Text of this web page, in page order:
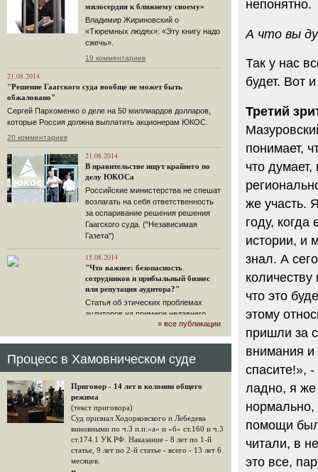
милосердия к ближнему своему»
Владимир Жириновский о
«Тюремных людях»: «Эту книгу надо
сжечь».
19 комментариев
21.08.2014
"Решение Гаагского суда вообще не может быть
обжаловано"
Сергей Пархоменко о деле на 50 миллиардов долларов,
которые Россия должна выплатить акционерам ЮКОС.
20 комментариев
21.08.2014
В правительстве ищут крайнего по
делу ЮКОСа
Российские министерства не спешат
возлагать на себя ответственность
за оспаривание решения решения
Гаагского суда. ("Независимая
Газета")
15.08.2014
"Что важнее: безопасность
сотрудников и прибыльный бизнес
или репутация аудитора?"
Статья об этических проблемах
аудиторов на примере недавнего
громкого арбитражного решения по
ЮКОСу. (navalny.com)
15.08.2014
конфискационным санкциям со
стороны государства, оказались под
защитой арбитражного суда"
Швейцарская газета "Neue Zuercher
Zeitung" о гаагском судебном
решении.
48 комментариев
» все публикации
Процесс в Хамовническом суде
Приговор - 14 лет в колонии общего
режима
(текст приговора)
Суд признал Ходорковского и Лебедева
виновными по ч.3 п.п.«а» и «б» ст.160 и ч.3
ст.174.1 УК РФ. Наказание - 8 лет по 1-й
статье, 9 лет по 2-й статье - всего - 13 лет 6
месяцев.
непонятно.
А что вы
Так у нас
будет. Вот
Третий
понимает,
что
же участь.
году,
истории, и
знал. А
что это
этому
пришли за
внимания и
спасите!»,
ладно, я же
нормально,
помощи
читали, в
это все,